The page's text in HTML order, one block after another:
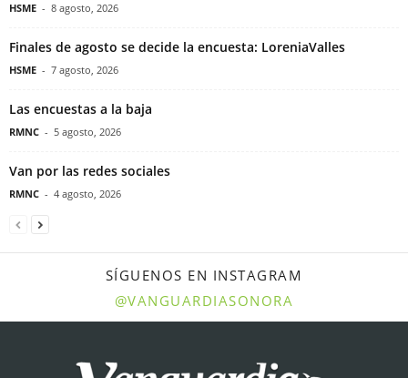
HSME - 8 agosto, 2026
Finales de agosto se decide la encuesta: LoreniaValles
HSME - 7 agosto, 2026
Las encuestas a la baja
RMNC - 5 agosto, 2026
Van por las redes sociales
RMNC - 4 agosto, 2026
SÍGUENOS EN INSTAGRAM
@VANGUARDIASONORA